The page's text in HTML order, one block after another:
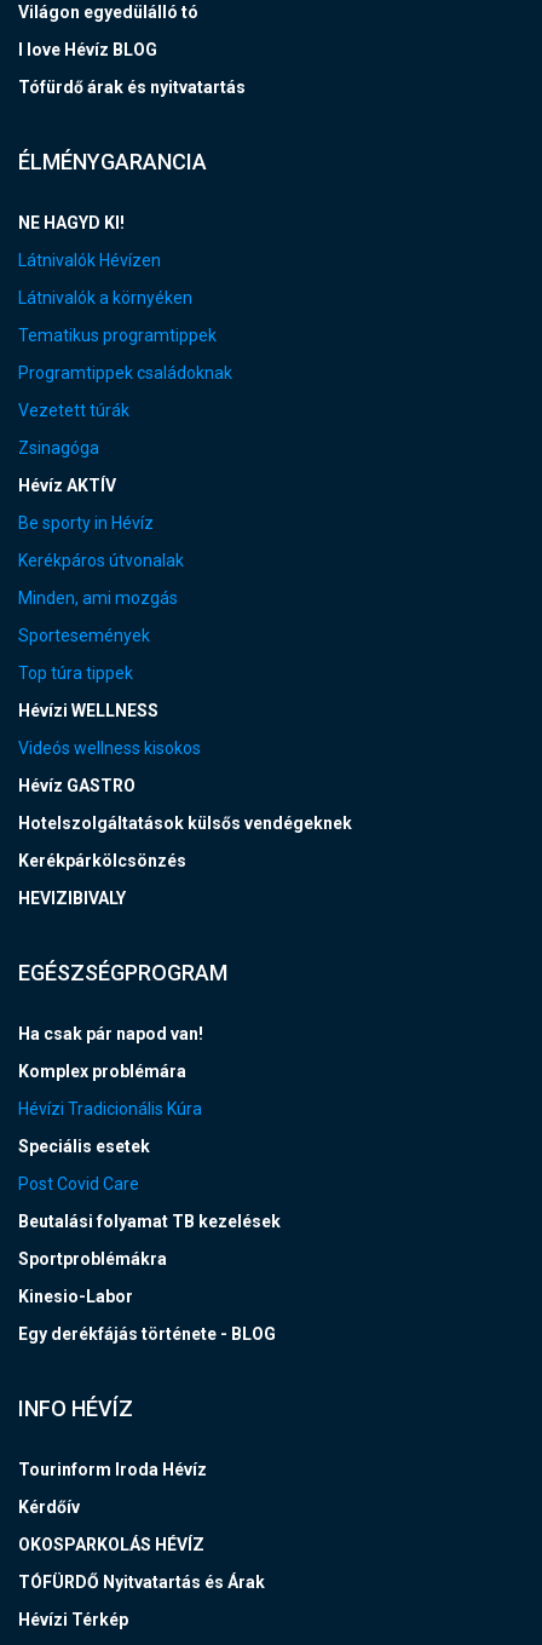
Világon egyedülálló tó
I love Hévíz BLOG
Tófürdő árak és nyitvatartás
ÉLMÉNYGARANCIA
NE HAGYD KI!
Látnivalók Hévízen
Látnivalók a környéken
Tematikus programtippek
Programtippek családoknak
Vezetett túrák
Zsinagóga
Hévíz AKTÍV
Be sporty in Hévíz
Kerékpáros útvonalak
Minden, ami mozgás
Sportesemények
Top túra tippek
Hévízi WELLNESS
Videós wellness kisokos
Hévíz GASTRO
Hotelszolgáltatások külsős vendégeknek
Kerékpárkölcsönzés
HEVIZIBIVALY
EGÉSZSÉGPROGRAM
Ha csak pár napod van!
Komplex problémára
Hévízi Tradicionális Kúra
Speciális esetek
Post Covid Care
Beutalási folyamat TB kezelések
Sportproblémákra
Kinesio-Labor
Egy derékfájás története - BLOG
INFO HÉVÍZ
Tourinform Iroda Hévíz
Kérdőív
OKOSPARKOLÁS HÉVÍZ
TÓFÜRDŐ Nyitvatartás és Árak
Hévízi Térkép